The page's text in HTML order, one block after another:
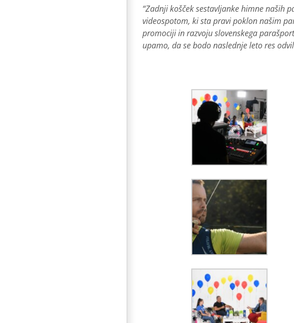
“Zadnji košček sestavljanke himne naših
videospotom, ki sta pravi poklon našim
promociji in razvoju slovenskega
upamo, da se bodo naslednje leto res